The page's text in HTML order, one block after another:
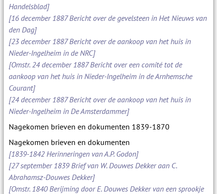
Handelsblad]
[16 december 1887 Bericht over de gevelsteen in Het Nieuws van
den Dag]
[23 december 1887 Bericht over de aankoop van het huis in
Nieder-Ingelheim in de NRC]
[Omstr. 24 december 1887 Bericht over een comité tot de
aankoop van het huis in Nieder-Ingelheim in de Arnhemsche
Courant]
[24 december 1887 Bericht over de aankoop van het huis in
Nieder-Ingelheim in De Amsterdammer]
Nagekomen brieven en dokumenten 1839-1870
Nagekomen brieven en dokumenten
[1839-1842 Herinneringen van A.P. Godon]
[27 september 1839 Brief van W. Douwes Dekker aan C.
Abrahamsz-Douwes Dekker]
[Omstr. 1840 Berijming door E. Douwes Dekker van een sprookje